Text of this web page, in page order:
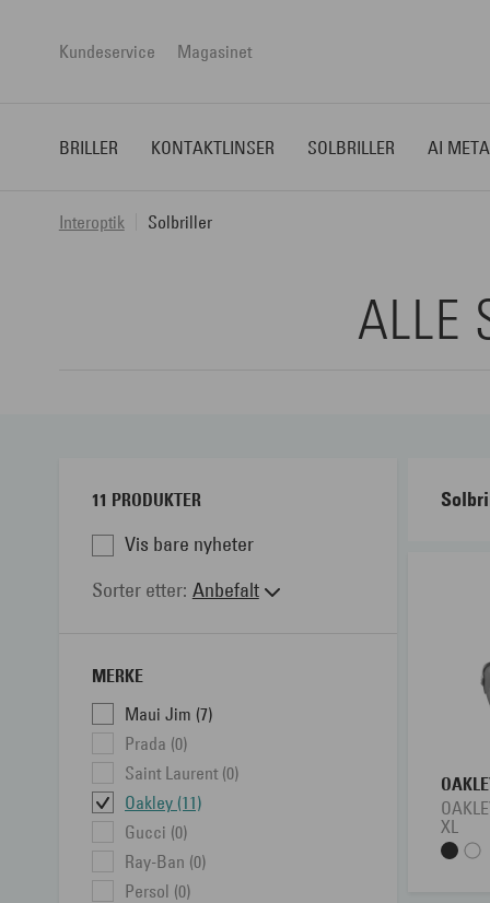
Kundeservice Magasinet
BRILLER KONTAKTLINSER SOLBRILLER AI
Interoptik Solbriller
ALLE
11 PRODUKTER
Vis bare nyheter
Sorter etter Anbefalt
MERKE
Maui Jim (7)
Prada (0)
Saint Laurent (0)
Oakley (11)
Gucci (0)
Ray-Ban (0)
Persol (0)
her
XL